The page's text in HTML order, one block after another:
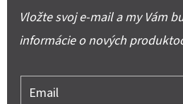
Vložte svoj e-mail a my Vám
informácie o nových
Email